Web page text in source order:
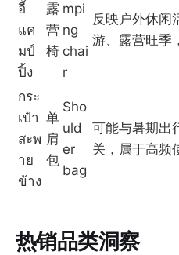
อี้
แค
มป์
ปิ้ง
露
营
椅
mpi
ng
chai
r
反映户外休闲
游、露营旺季
กระ
เป๋า
สะพ
าย
ข้าง
单
肩
包
Sho
uld
er
bag
可能与暑期出
关，属于高频
热销品类洞察